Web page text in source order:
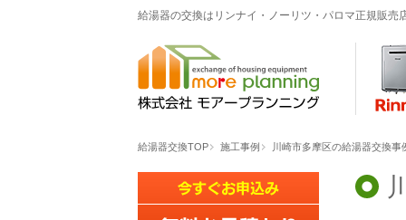
給湯器の交換はリンナイ・ノーリツ・パロマ正規販売
給湯器交換TOP 施工事例 川崎市多摩区の給湯器交換